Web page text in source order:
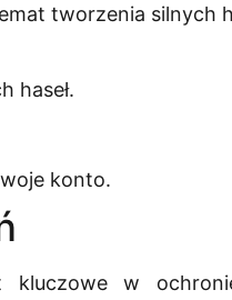
tworzenia silnych
haseł.
konto.
kluczowe w